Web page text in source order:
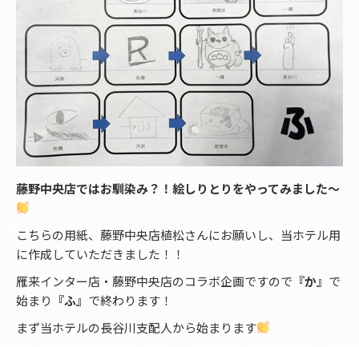
藤野中央店ではお馴染み？！絵しりとりをやってみました〜
こちらの用紙、藤野中央店植松さんにお願いし、当ホテル用
に作成していただきました！！
雁来インター店・藤野中央店のコラボ企画ですので 『か』 で
始まり 『ふ』 で終わります！
まず当ホテルの長谷川支配人から始まります